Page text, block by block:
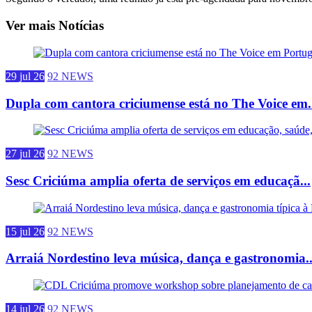
Ver mais Notícias
29 jul 26 92 NEWS
Dupla com cantora criciumense está no The Voice
27 jul 26 92 NEWS
Sesc Criciúma amplia oferta de serviços em educaçã...
15 jul 26 92 NEWS
Arraiá Nordestino leva música, dança e
14 jul 26 92 NEWS